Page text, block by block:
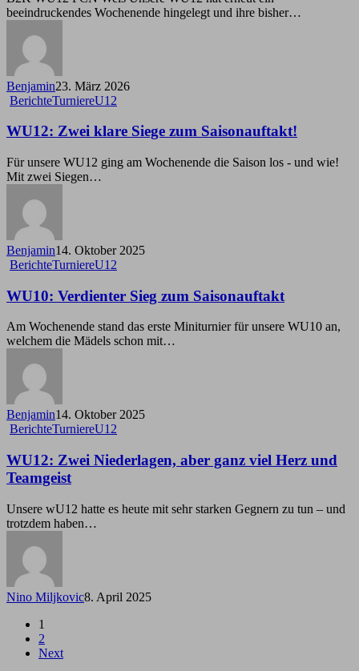
beeindruckendes Wochenende hingelegt und ihre bisher…
Benjamin23. März 2026
WU12:
klare
zum
Saisonauftakt!
BerichteTurniereU12
WU12: Zwei klare Siege zum Saisonauftakt!
Für unsere WU12 ging am Wochenende die Saison los - und wie!
Mit zwei Siegen…
Benjamin14. Oktober 2025
WU10:
Sieg
zum
Saisonauftakt
BerichteTurniereU12
WU10: Verdienter Sieg zum Saisonauftakt
Am Wochenende stand das erste Miniturnier für unsere WU10 an,
welchem die Mädels schon mit…
Benjamin14. Oktober 2025
WU12:
Niederlagen,
aber
ganz
Herz
und
Teamgeist
BerichteTurniereU12
WU12: Zwei Niederlagen, aber ganz viel Herz und
Teamgeist
Unsere wU12 hatte es heute mit sehr starken Gegnern zu tun – und
trotzdem haben…
Nino Miljkovic8. April 2025
1
2
Next